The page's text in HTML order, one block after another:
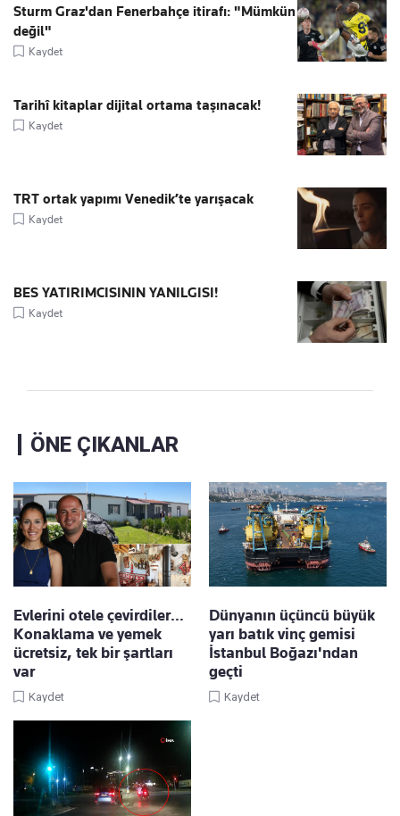
Sturm Graz'dan Fenerbahçe itirafı: "Mümkün
değil"
Kaydet
Tarihî kitaplar dijital ortama taşınacak!
Kaydet
TRT ortak yapımı Venedik’te yarışacak
Kaydet
BES YATIRIMCISININ YANILGISI!
Kaydet
ÖNE ÇIKANLAR
Evlerini otele çevirdiler…
Konaklama ve yemek
ücretsiz, tek bir şartları
var
Kaydet
Dünyanın üçüncü büyük
yarı batık vinç gemisi
İstanbul Boğazı'ndan
geçti
Kaydet